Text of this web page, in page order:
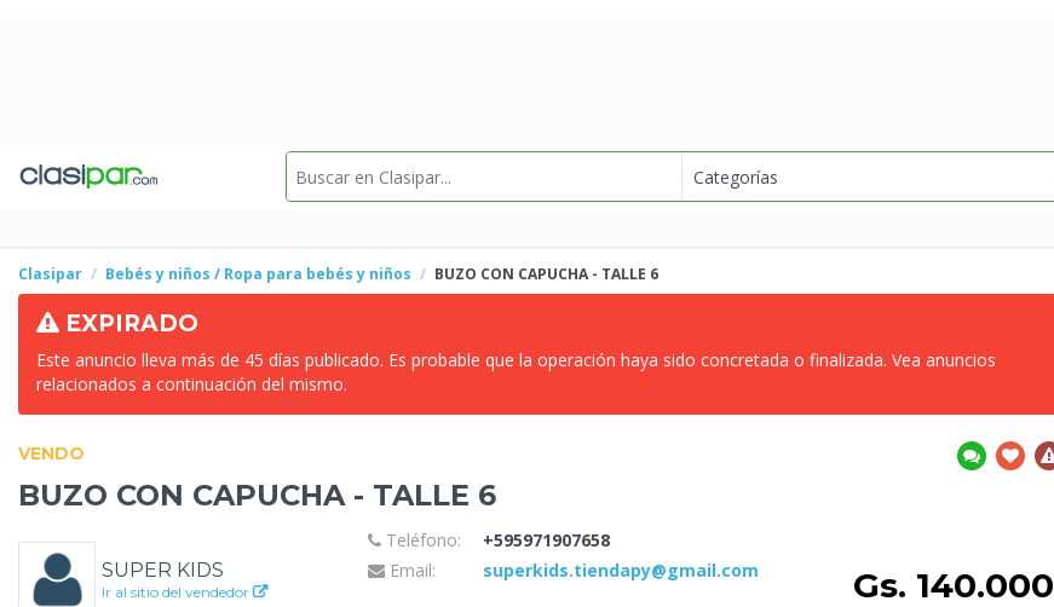
Clasipar Bebés y niños / Ropa para bebés y niños BUZO CON CAPUCHA - TALLE 6
EXPIRADO
Este anuncio lleva más de 45 días publicado. Es probable que la operación haya sido concretada o finalizada. Vea anuncios
relacionados a continuación del mismo.
VENDO
BUZO CON CAPUCHA - TALLE 6
SUPER KIDS
Ir al sitio del vendedor
Teléfono:
+595971907658
Email:
superkids.tiendapy@gmail.com Gs. 140.000